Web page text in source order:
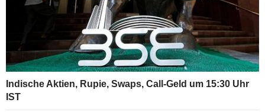
Indische Aktien, Rupie, Swaps, Call-Geld um 15:30 Uhr
IST